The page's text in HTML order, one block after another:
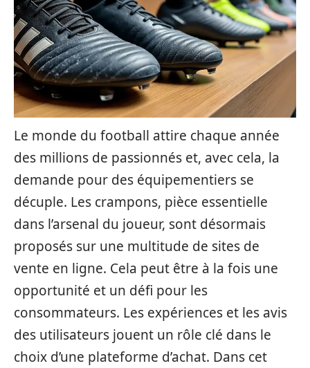
Le monde du football attire chaque année
des millions de passionnés et, avec cela, la
demande pour des équipementiers se
décuple. Les crampons, pièce essentielle
dans l’arsenal du joueur, sont désormais
proposés sur une multitude de sites de
vente en ligne. Cela peut être à la fois une
opportunité et un défi pour les
consommateurs. Les expériences et les avis
des utilisateurs jouent un rôle clé dans le
choix d’une plateforme d’achat. Dans cet